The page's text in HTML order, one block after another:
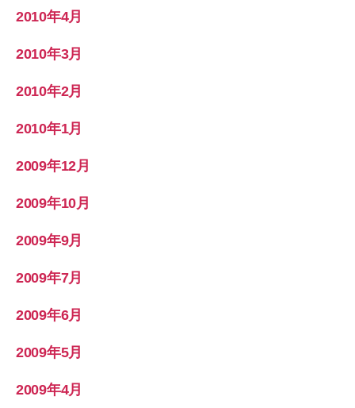
2010年4月
2010年3月
2010年2月
2010年1月
2009年12月
2009年10月
2009年9月
2009年7月
2009年6月
2009年5月
2009年4月